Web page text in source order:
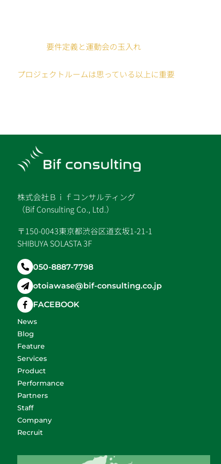
要件定義と運動会の玉入れ
プロジェクトルームは思っている以上に重要
株式会社Ｂｉｆコンサルティング
（Bif Consulting Co., Ltd.）
〒150-0043東京都渋谷区道玄坂1-21-1
SHIBUYA SOLASTA 3F
050-8887-7798
otoiawase@bif-consulting.co.jp
FACEBOOK
News
Blog
Feature
Services
Product
Performance
Partners
Staff
Company
Recruit